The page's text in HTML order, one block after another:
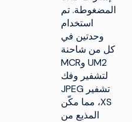
المضغوطة. تم
استخدام
وحدتين في
كل من شاحنة
UM2 وMCR
لتشفير وفك
تشفير JPEG
XS، مما مكّن
المذيع من